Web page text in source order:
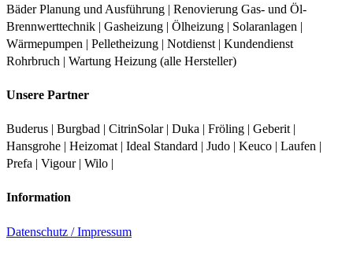
Bäder Planung und Ausführung | Renovierung Gas- und Öl-
Brennwerttechnik | Gasheizung | Ölheizung | Solaranlagen |
Wärmepumpen | Pelletheizung | Notdienst | Kundendienst
Rohrbruch | Wartung Heizung (alle Hersteller)
Unsere Partner
Buderus | Burgbad | CitrinSolar | Duka | Fröling | Geberit |
Hansgrohe | Heizomat | Ideal Standard | Judo | Keuco | Laufen |
Prefa | Vigour | Wilo |
Information
Datenschutz /Impressum